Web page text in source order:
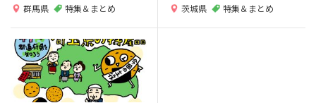
群馬県
特集＆まとめ
茨城県
特集＆まとめ